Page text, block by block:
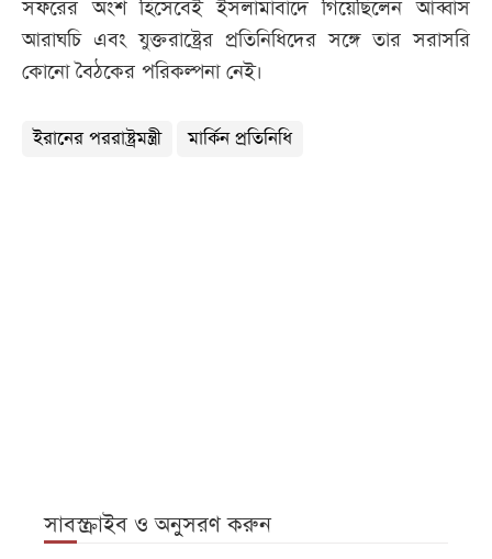
সফরের অংশ হিসেবেই ইসলামাবাদে গিয়েছিলেন আব্বাস
আরাঘচি এবং যুক্তরাষ্ট্রের প্রতিনিধিদের সঙ্গে তার সরাসরি
কোনো বৈঠকের পরিকল্পনা নেই।
ইরানের পররাষ্ট্রমন্ত্রী মার্কিন প্রতিনিধি
সাবস্ক্রাইব ও অনুসরণ করুন